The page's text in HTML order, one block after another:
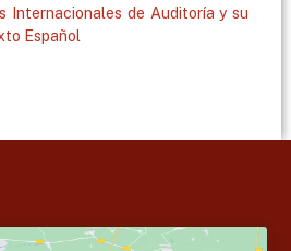
Internacionales de Auditoría y su
Español